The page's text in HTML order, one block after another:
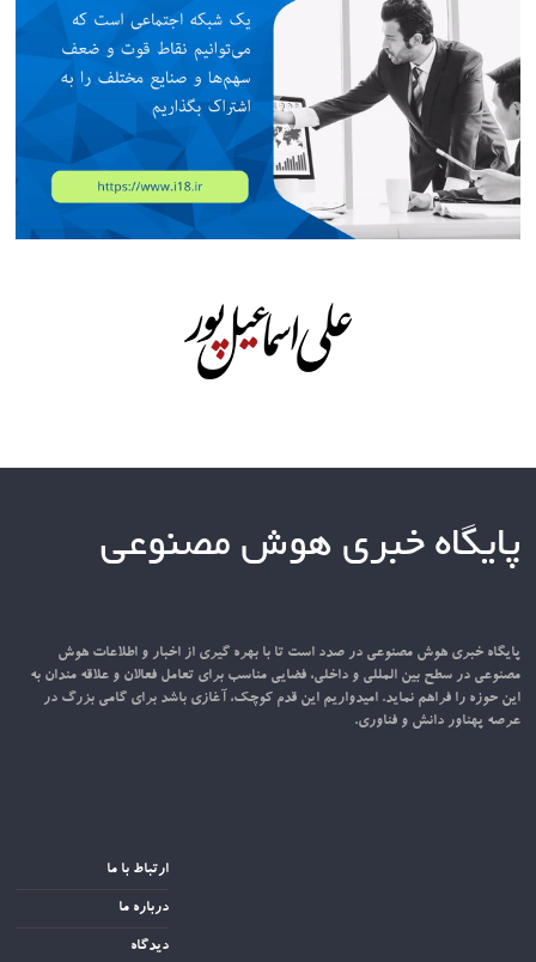
پایگاه خبری هوش مصنوعی
پایگاه خبری هوش مصنوعی در صدد است تا با بهره گیری از اخبار و اطلاعات هوش
مصنوعی در سطح بین المللی و داخلی، فضایی مناسب برای تعامل فعالان و علاقه مندان به
این حوزه را فراهم نماید. امیدواریم این قدم کوچک، آغازی باشد برای گامی بزرگ در
عرصه پهناور دانش و فناوری.
ارتباط با ما
درباره ما
دیدگاه